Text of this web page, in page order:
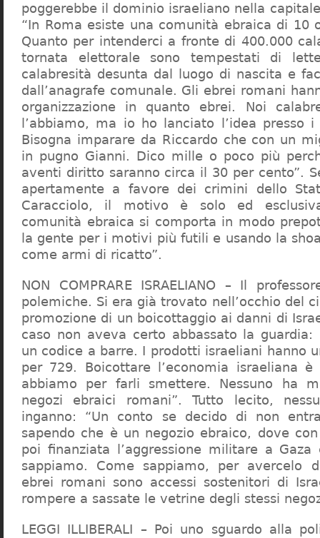
poggerebbe il dominio israeliano nella
“In Roma esiste una comunità ebraica di 10
Quanto per intenderci a fronte di 400.000
tornata elettorale sono tempestati di
calabresità desunta dal luogo di nascita e
dall’anagrafe comunale. Gli ebrei romani
organizzazione in quanto ebrei. Noi
l’abbiamo, ma io ho lanciato l’idea presso
Bisogna imparare da Riccardo che con un
in pugno Gianni. Dico mille o poco più
aventi diritto saranno circa il 30 per cento”.
apertamente a favore dei crimini dello
Caracciolo, il motivo è solo ed
comunità ebraica si comporta in modo
la gente per i motivi più futili e usando la
come armi di ricatto”.
NON COMPRARE ISRAELIANO – Il
polemiche. Si era già trovato nell’occhio del
promozione di un boicottaggio ai danni di
caso non aveva certo abbassato la guardia:
un codice a barre. I prodotti israeliani hanno
per 729. Boicottare l’economia israeliana è
abbiamo per farli smettere. Nessuno ha
negozi ebraici romani”. Tutto lecito,
inganno: “Un conto se decido di non
sapendo che è un negozio ebraico, dove
poi finanziata l’aggressione militare a
sappiamo. Come sappiamo, per avercelo
ebrei romani sono accessi sostenitori di
rompere a sassate le vetrine degli stessi
LEGGI ILLIBERALI – Poi uno sguardo alla